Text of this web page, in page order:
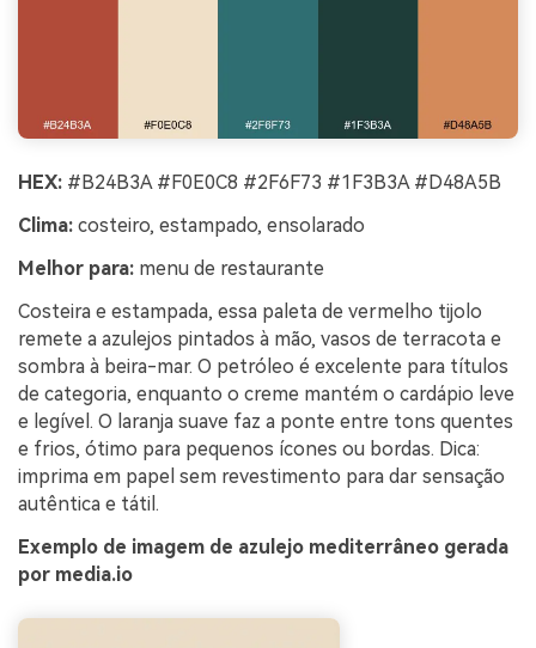
HEX: #B24B3A #F0E0C8 #2F6F73 #1F3B3A #D48A5B
Clima: costeiro, estampado, ensolarado
Melhor para: menu de restaurante
Costeira e estampada, essa paleta de vermelho tijolo
remete a azulejos pintados à mão, vasos de terracota e
sombra à beira-mar. O petróleo é excelente para títulos
de categoria, enquanto o creme mantém o cardápio leve
e legível. O laranja suave faz a ponte entre tons quentes
e frios, ótimo para pequenos ícones ou bordas. Dica:
imprima em papel sem revestimento para dar sensação
autêntica e tátil.
Exemplo de imagem de azulejo mediterrâneo gerada
por media.io